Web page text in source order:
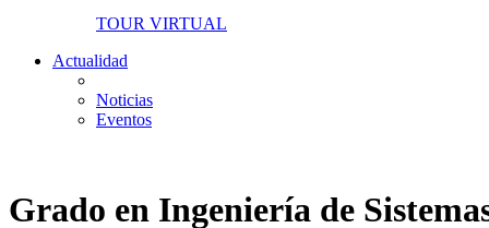
TOUR VIRTUAL
Actualidad
Noticias
Eventos
Grado en Ingeniería de